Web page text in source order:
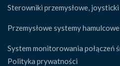
Sterowniki przemysłowe,
Przemysłowe systemy
System monitorowania połączeń
Polityka prywatności